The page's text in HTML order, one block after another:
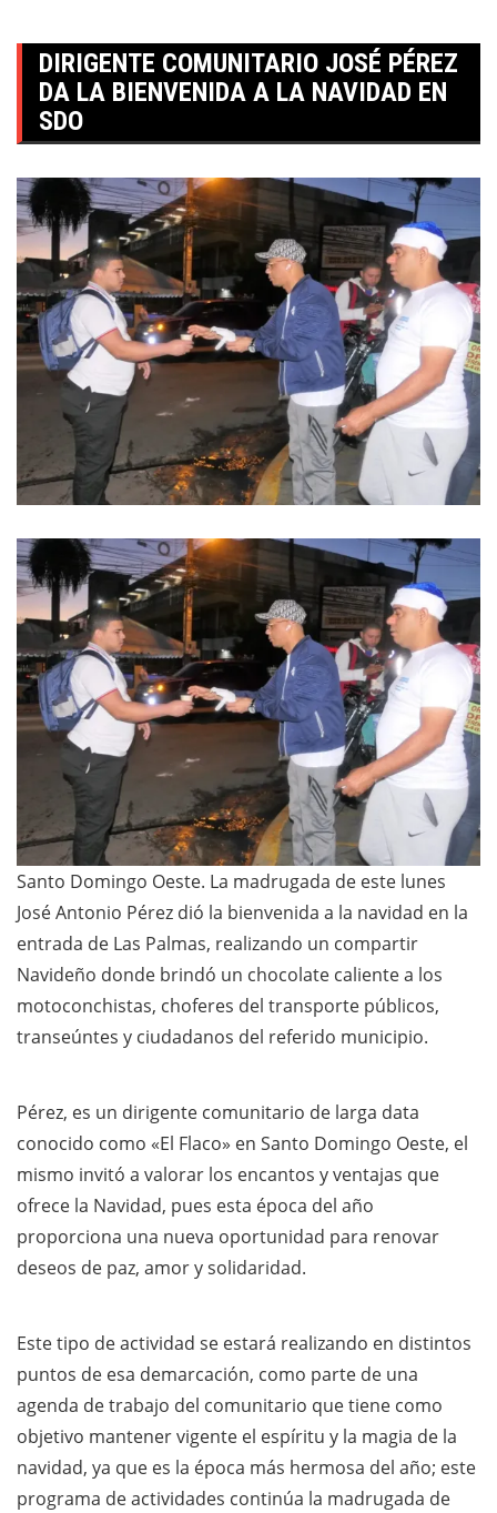
DIRIGENTE COMUNITARIO JOSÉ PÉREZ
DA LA BIENVENIDA A LA NAVIDAD EN
SDO
Santo Domingo Oeste. La madrugada de este lunes
José Antonio Pérez dió la bienvenida a la navidad en la
entrada de Las Palmas, realizando un compartir
Navideño donde brindó un chocolate caliente a los
motoconchistas, choferes del transporte públicos,
transeúntes y ciudadanos del referido municipio.
Pérez, es un dirigente comunitario de larga data
conocido como «El Flaco» en Santo Domingo Oeste, el
mismo invitó a valorar los encantos y ventajas que
ofrece la Navidad, pues esta época del año
proporciona una nueva oportunidad para renovar
deseos de paz, amor y solidaridad.
Este tipo de actividad se estará realizando en distintos
puntos de esa demarcación, como parte de una
agenda de trabajo del comunitario que tiene como
objetivo mantener vigente el espíritu y la magia de la
navidad, ya que es la época más hermosa del año; este
programa de actividades continúa la madrugada de